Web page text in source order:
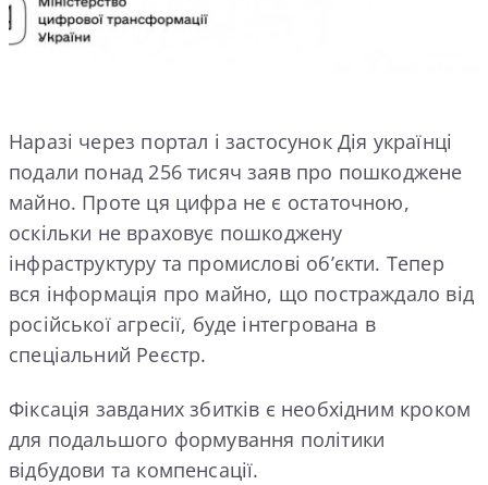
Наразі через портал і застосунок Дія українці
подали понад 256 тисяч заяв про пошкоджене
майно. Проте ця цифра не є остаточною,
оскільки не враховує пошкоджену
інфраструктуру та промислові об’єкти. Тепер
вся інформація про майно, що постраждало від
російської агресії, буде інтегрована в
спеціальний Реєстр.
Фіксація завданих збитків є необхідним кроком
для подальшого формування політики
відбудови та компенсації.